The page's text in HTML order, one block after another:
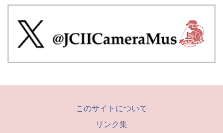
このサイトについて
リンク集